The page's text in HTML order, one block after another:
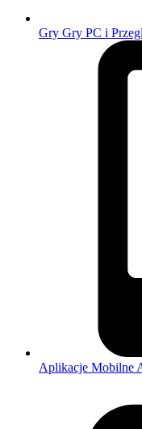
Gry Gry PC i
Aplikacje Mobilne